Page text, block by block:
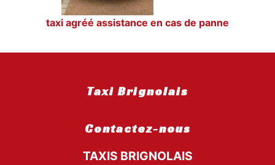
taxi agréé assistance en cas de panne
Taxi Brignolais
Contactez-nous
TAXIS BRIGNOLAIS